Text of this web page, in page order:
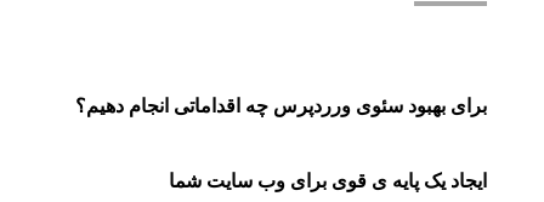
برای بهبود سئوی ورردپرس چه اقداماتی انجام دهیم؟
ایجاد یک پایه ی قوی برای وب سایت شما